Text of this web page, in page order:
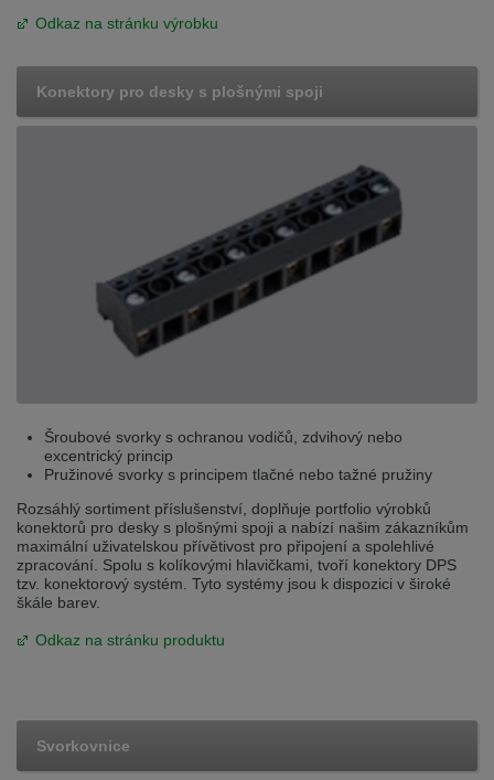
Odkaz na stránku výrobku
Konektory pro desky s plošnými spoji
Šroubové svorky s ochranou vodičů, zdvihový nebo
excentrický princip
Pružinové svorky s principem tlačné nebo tažné pružiny
Rozsáhlý sortiment příslušenství, doplňuje portfolio výrobků
konektorů pro desky s plošnými spoji a nabízí našim zákazníkům
maximální uživatelskou přívětivost pro připojení a spolehlivé
zpracování. Spolu s kolíkovými hlavičkami, tvoří konektory DPS
tzv. konektorový systém. Tyto systémy jsou k dispozici v široké
škále barev.
Odkaz na stránku produktu
Svorkovnice